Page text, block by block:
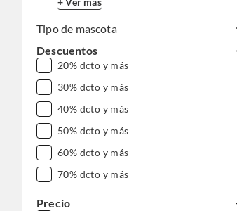
Tipo de mascota
Descuentos
20% dcto y más
30% dcto y más
40% dcto y más
50% dcto y más
60% dcto y más
70% dcto y más
Precio